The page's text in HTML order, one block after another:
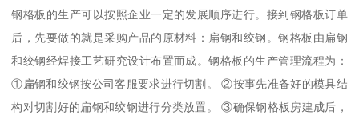
钢格板的生产可以按照企业一定的发展顺序进行。接到钢格板订单
后，先要做的就是采购产品的原材料：扁钢和绞钢。钢格板由扁钢
和绞钢经焊接工艺研究设计布置而成。钢格板的生产管理流程为：
①扁钢和绞钢按公司客服要求进行切割。 ②按事先准备好的模具结
构对切割好的扁钢和绞钢进行分类放置。 ③确保钢格板房建成后，